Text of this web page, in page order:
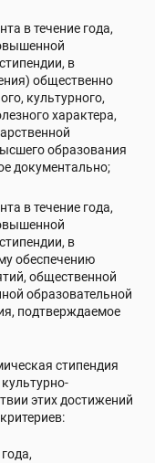
в течение года,
в
общественно
культурного,
характера,
образования
документально;
в течение года,
в
обеспечению
общественной
образовательной
подтверждаемое
стипендия
этих достижений